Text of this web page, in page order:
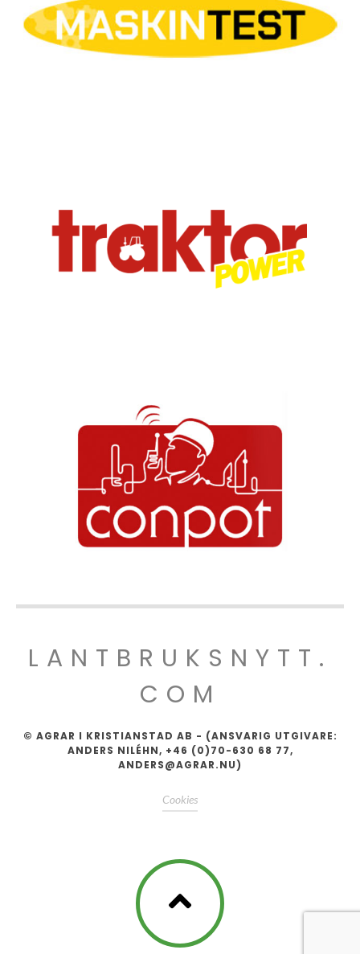
LANTBRUKSNYTT.
COM
© AGRAR I KRISTIANSTAD AB - (ANSVARIG UTGIVARE:
ANDERS NILÉHN, +46 (0)70-630 68 77,
ANDERS@AGRAR.NU)
Cookies